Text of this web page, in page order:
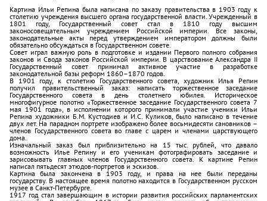
Картина Ильи Репина была написана по заказу правительства в 1903 году к
столетию учреждения высшего органа государственной власти. Учрежденный в
1801 году, Государственный совет стал в 1810 году высшим
законосовещательным учреждением Российской империи. Все законы,
законодательные акты перед утверждением императором должны были
обязательно обсуждаться в Государственном совете.
Совет играл важную роль в подготовке и издании Первого полного собрания
законов и Свода законов Российской империи. В царствование Александра II
Государственный совет принимал активное участие в разработке
законодательной базы реформ 1860–1870 годов.
В 1901 году, к столетию Государственного совета, художник Илья Репин
получил правительственный заказ: написать торжественное заседание
Государственного совета в день столетнего юбилея. Историческое
многофигурное полотно «Торжественное заседание Государственного совета 7
мая 1901 года», в исполнении которого принимали участие ученики Ильи
Репина художники Б.М. Кустодиев и И.С. Куликов, было написано в течение
двух лет. На парадном портрете изображено более восьмидесяти сановников –
членов Государственного совета во главе с царем и членами царствующего
дома.
Изначальный заказ был приблизительно на 15 тыс. рублей, что давало
возможность Илье Репину и его ученикам фотографировать заседание и
зарисовывать главных членов Государственного совета. К картине Репин
написал пятьдесят этюдов-портретов и эскизов.
Картина была закончена в 1903 году, и права на нее были переданы
государству. В настоящее время полотно находится в Государственном русском
музее в Санкт-Петербурге.
1917 год стал завершающим в истории развития российских парламентских